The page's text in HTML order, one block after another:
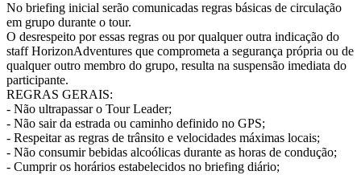
No briefing inicial serão comunicadas regras básicas de circulação
em grupo durante o tour.
O desrespeito por essas regras ou por qualquer outra indicação do
staff HorizonAdventures que comprometa a segurança própria ou de
qualquer outro membro do grupo, resulta na suspensão imediata do
participante.
REGRAS GERAIS:
- Não ultrapassar o Tour Leader;
- Não sair da estrada ou caminho definido no GPS;
- Respeitar as regras de trânsito e velocidades máximas locais;
- Não consumir bebidas alcoólicas durante as horas de condução;
- Cumprir os horários estabelecidos no briefing diário;